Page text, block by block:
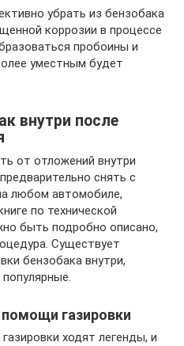
убрать из бензобака
коррозии в процессе
пробоины и
уместным будет
внутри после
от отложений внутри
снять с
любом автомобиле,
по технической
быть подробно описано,
Существует
бензобака внутри,
газировки
ходят легенды, и